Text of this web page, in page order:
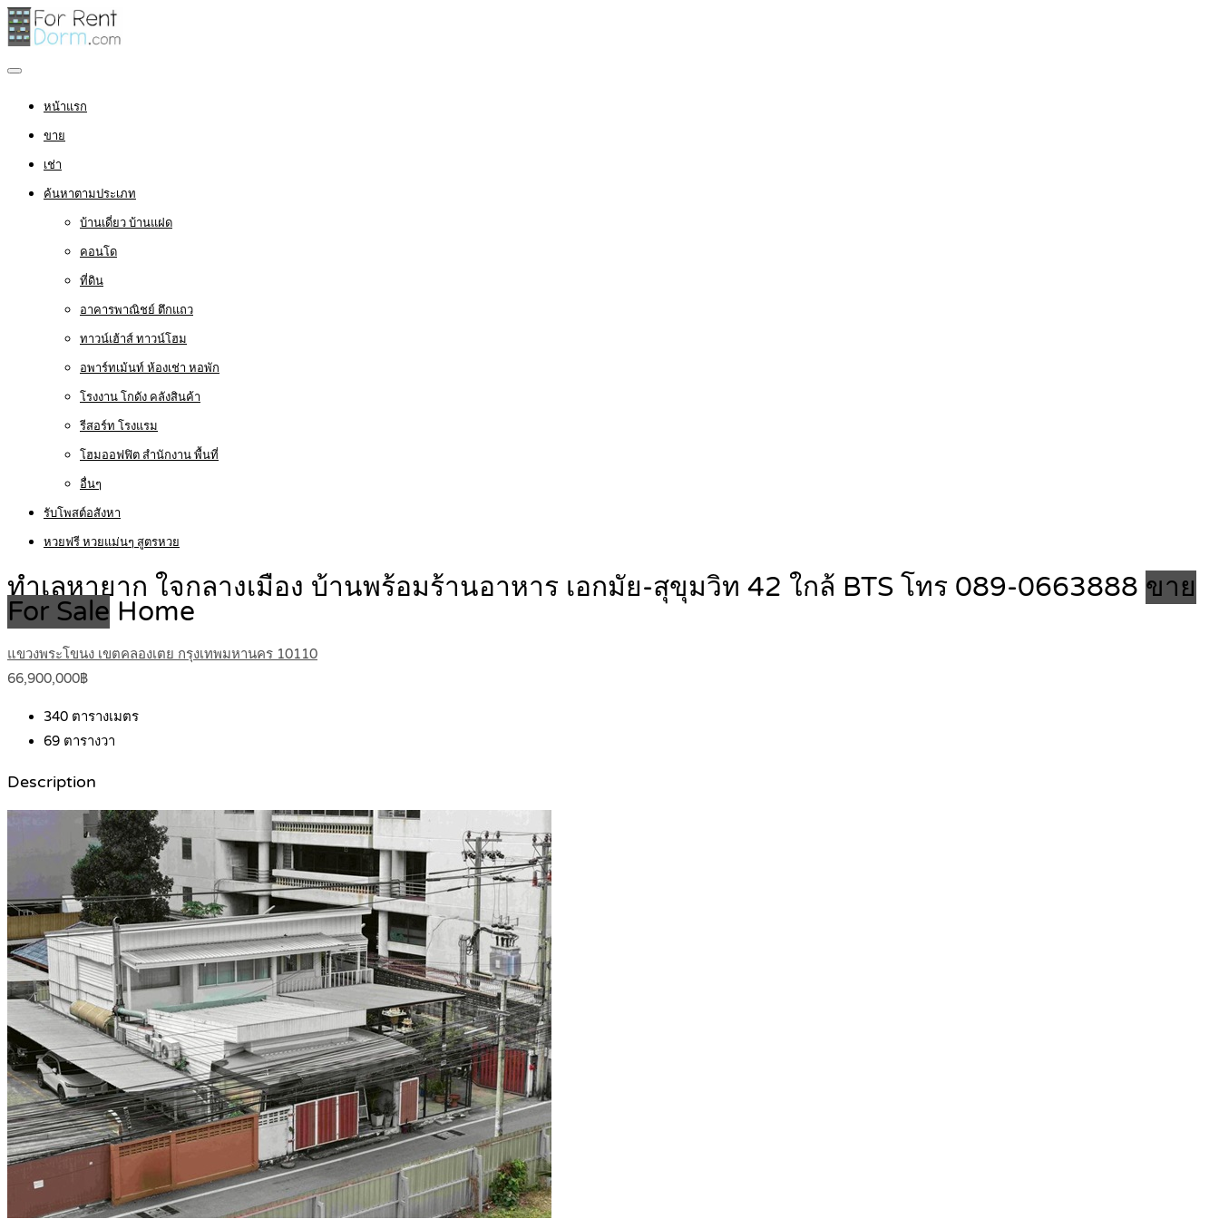
หน้าแรก
ขาย
เช่า
ค้นหาตามประเภท
บ้านเดี่ยว บ้านแฝด
คอนโด
ที่ดิน
อาคารพาณิชย์ ตึกแถว
ทาวน์เฮ้าส์ ทาวน์โฮม
อพาร์ทเม้นท์ ห้องเช่า หอพัก
โรงงาน โกดัง คลังสินค้า
รีสอร์ท โรงแรม
โฮมออฟฟิต สำนักงาน พื้นที่
อื่นๆ
รับโพสต์อสังหา
หวยฟรี หวยแม่นๆ สูตรหวย
ทำเลหายาก ใจกลางเมือง บ้านพร้อมร้านอาหาร เอกมัย-สุขุมวิท 42 ใกล้ BTS โทร 089-0663888 ขาย
For Sale Home
แขวงพระโขนง เขตคลองเตย กรุงเทพมหานคร 10110
66,900,000฿
340 ตารางเมตร
69 ตารางวา
Description